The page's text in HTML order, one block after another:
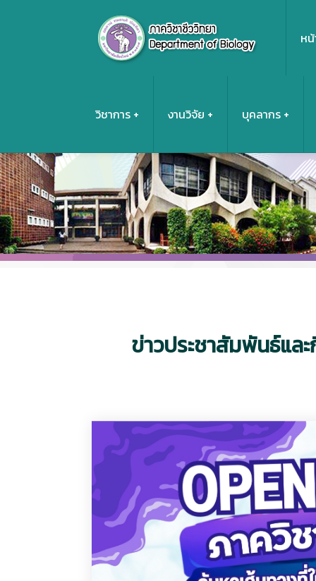
ห
วิชาการ งานวิจัย บุคลากร
ข่าวประชาสัมพันธ์แล